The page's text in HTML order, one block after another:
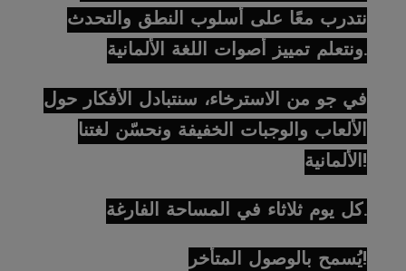
نتدرب معًا على أسلوب النطق والتحدث
ونتعلم تمييز أصوات اللغة الألمانية.
في جو من الاسترخاء، سنتبادل الأفكار حول
الألعاب والوجبات الخفيفة ونحسّن لغتنا
الألمانية!
كل يوم ثلاثاء في المساحة الفارغة.
يُسمح بالوصول المتأخر!